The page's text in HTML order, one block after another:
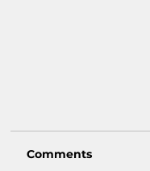
Comments